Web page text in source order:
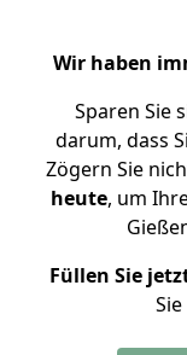
Wir haben
Sparen Sie
darum, dass
Zögern Sie
heute, um
Füllen Sie